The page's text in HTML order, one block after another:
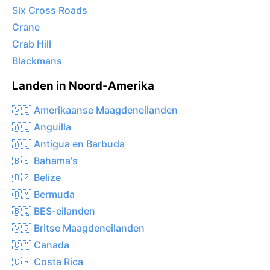
Six Cross Roads
Crane
Crab Hill
Blackmans
Landen in Noord-Amerika
🇻🇮 Amerikaanse Maagdeneilanden
🇦🇮 Anguilla
🇦🇬 Antigua en Barbuda
🇧🇸 Bahama's
🇧🇿 Belize
🇧🇲 Bermuda
🇧🇶 BES-eilanden
🇻🇬 Britse Maagdeneilanden
🇨🇦 Canada
🇨🇷 Costa Rica